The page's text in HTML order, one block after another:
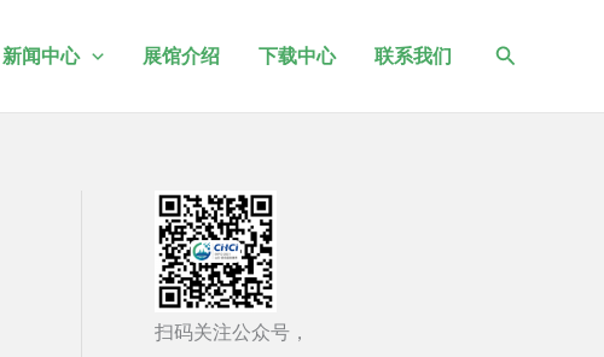
新闻中心 展馆介绍 下载中心 联系我们
搜
扫码关注公众号，